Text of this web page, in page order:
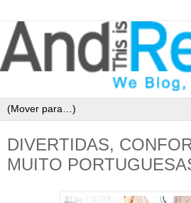
DIVERTIDAS,
MUITO